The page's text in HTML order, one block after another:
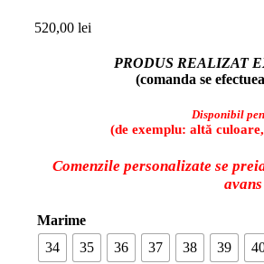
520,00 lei
PRODUS REALIZAT
(comanda se
Disponibil
(de exemplu: altă
Comenzile personalizate se
Marime
34
35 36 37 38 39